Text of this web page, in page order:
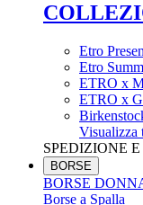
Etro
Etro
ETRO x
ETRO x
Visualizza
SPEDIZIONE
BORSE
BORSE
Borse a Spalla